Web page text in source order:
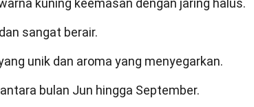
kuning keemasan dengan jaring halus.
sangat berair.
unik dan aroma yang menyegarkan.
bulan Jun hingga September.